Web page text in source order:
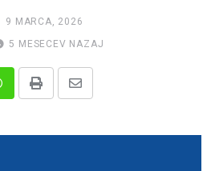
9 MARCA, 2026
5 MESECEV NAZAJ
Print
Share
Email